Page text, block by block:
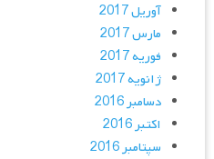
آوریل 2017
مارس 2017
فوریه 2017
ژانویه 2017
دسامبر 2016
اکتبر 2016
سپتامبر 2016